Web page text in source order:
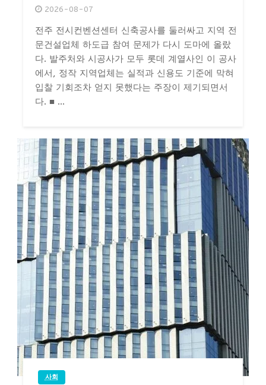
2026-08-07
전주 전시컨벤션센터 신축공사를 둘러싸고 지역 전
문건설업체 하도급 참여 문제가 다시 도마에 올랐
다. 발주처와 시공사가 모두 롯데 계열사인 이 공사
에서, 정작 지역업체는 실적과 신용도 기준에 막혀
입찰 기회조차 얻지 못했다는 주장이 제기되면서
다. ■ ...
사회